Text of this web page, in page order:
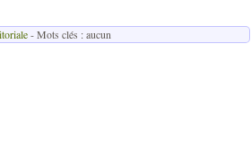
- Mots clés : aucun